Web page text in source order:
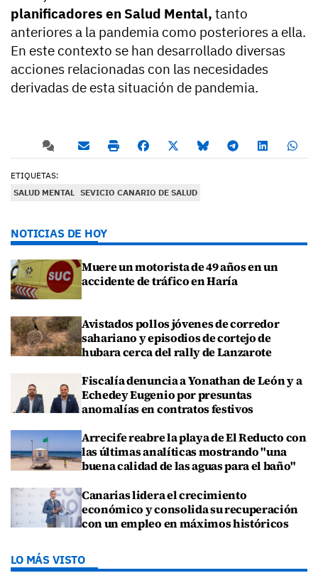
planificadores en Salud Mental, tanto
anteriores a la pandemia como posteriores a ella.
En este contexto se han desarrollado diversas
acciones relacionadas con las necesidades
derivadas de esta situación de pandemia.
ETIQUETAS:
SALUD MENTAL
SEVICIO CANARIO DE SALUD
NOTICIAS DE HOY
Muere un motorista de 49 años en un
accidente de tráfico en Haría
Avistados pollos jóvenes de corredor
sahariano y episodios de cortejo de
hubara cerca del rally de Lanzarote
Fiscalía denuncia a Yonathan de León y a
Echedey Eugenio por presuntas
anomalías en contratos festivos
Arrecife reabre la playa de El Reducto con
las últimas analíticas mostrando "una
buena calidad de las aguas para el baño"
Canarias lidera el crecimiento
económico y consolida su recuperación
con un empleo en máximos históricos
LO MÁS VISTO